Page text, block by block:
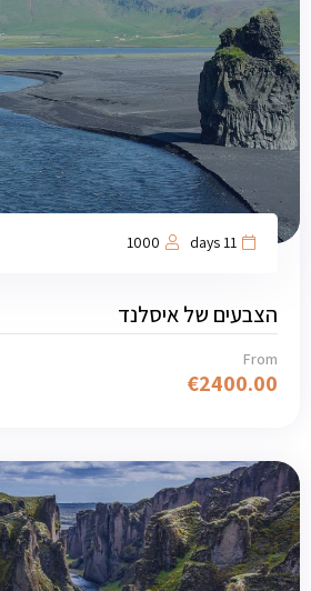
11 days
1000
הצבעים של איסלנד
From
€2400.00